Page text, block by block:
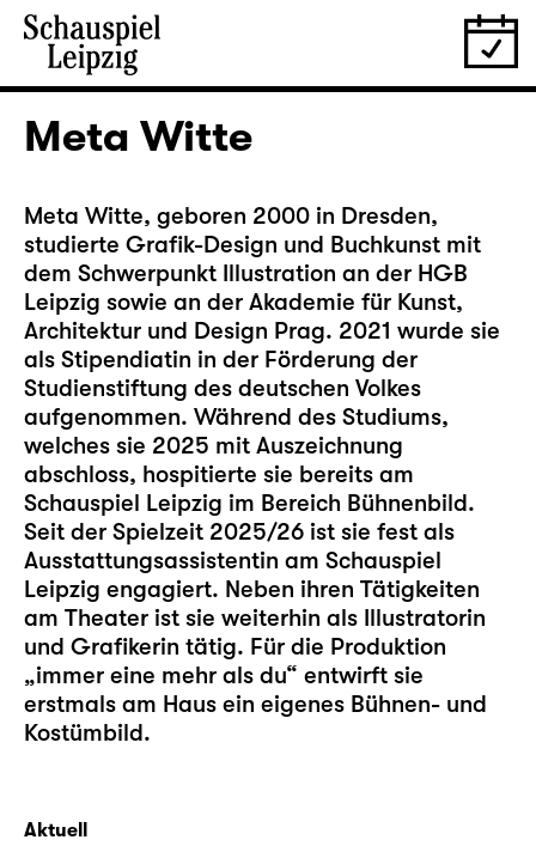
Meta Witte
Meta Witte, geboren 2000 in Dresden,
studierte Grafik-Design und Buchkunst mit
dem Schwerpunkt Illustration an der HGB
Leipzig sowie an der Akademie für Kunst,
Architektur und Design Prag. 2021 wurde sie
als Stipendiatin in der Förderung der
Studienstiftung des deutschen Volkes
aufgenommen. Während des Studiums,
welches sie 2025 mit Auszeichnung
abschloss, hospitierte sie bereits am
Schauspiel Leipzig im Bereich Bühnenbild.
Seit der Spielzeit 2025/26 ist sie fest als
Ausstattungsassistentin am Schauspiel
Leipzig engagiert. Neben ihren Tätigkeiten
am Theater ist sie weiterhin als Illustratorin
und Grafikerin tätig. Für die Produktion
„immer eine mehr als du“ entwirft sie
erstmals am Haus ein eigenes Bühnen- und
Kostümbild.
Aktuell